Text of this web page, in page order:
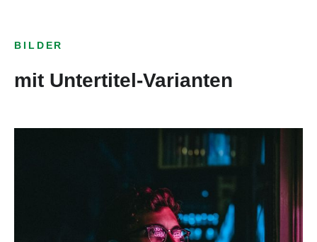
BILDER
mit Untertitel-Varianten